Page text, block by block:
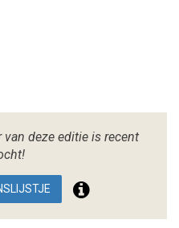
van deze editie is recent